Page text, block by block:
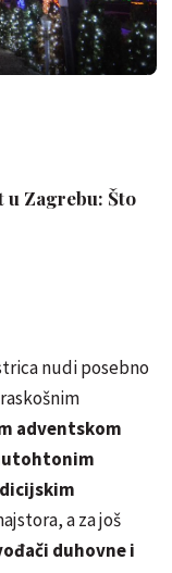
u Zagrebu: Što
nudi posebno
adventskom
a za još
duhovne i